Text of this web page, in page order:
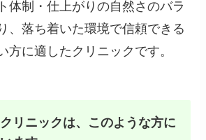
体制・仕上がりの自然さのバラ
、落ち着いた環境で信頼できる
方に適したクリニックです。
リニックは、このような方に